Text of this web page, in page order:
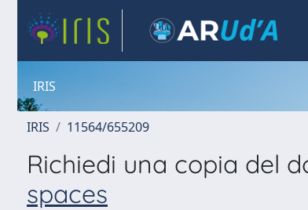
IRIS
IRIS 11564/655209
Richiedi una copia del
spaces